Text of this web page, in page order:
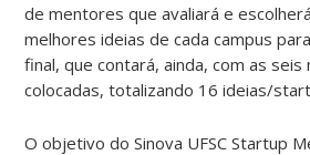
de mentores que avaliará e
melhores ideias de cada campus
final, que contará, ainda, com as seis
colocadas, totalizando 16 ideias/
O objetivo do Sinova UFSC Startup